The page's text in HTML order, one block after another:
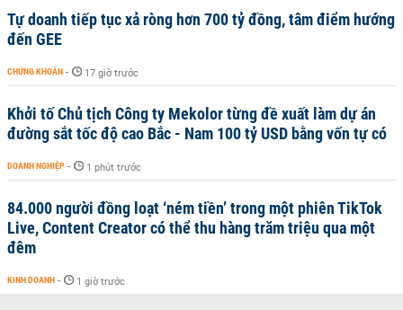
Tự doanh tiếp tục xả ròng hơn 700 tỷ đồng, tâm điểm hướng
đến GEE
CHỨNG KHOÁN - 17 giờ trước
Khởi tố Chủ tịch Công ty Mekolor từng đề xuất làm dự án
đường sắt tốc độ cao Bắc - Nam 100 tỷ USD bằng vốn tự có
DOANH NGHIỆP - 1 phút trước
84.000 người đồng loạt ‘ném tiền’ trong một phiên TikTok
Live, Content Creator có thể thu hàng trăm triệu qua một
đêm
KINH DOANH - 1 giờ trước